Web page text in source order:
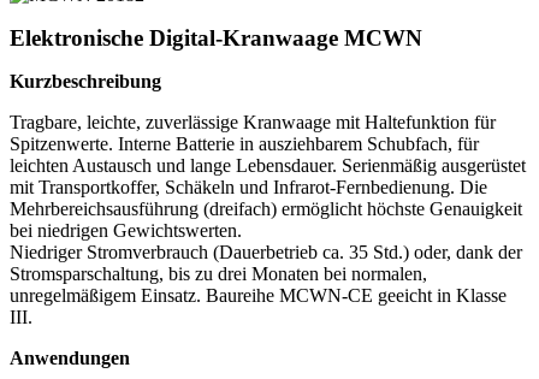
Elektronische Digital-Kranwaage MCWN
Kurzbeschreibung
Tragbare, leichte, zuverlässige Kranwaage mit Haltefunktion für
Spitzenwerte. Interne Batterie in ausziehbarem Schubfach, für
leichten Austausch und lange Lebensdauer. Serienmäßig ausgerüstet
mit Transportkoffer, Schäkeln und Infrarot-Fernbedienung. Die
Mehrbereichsausführung (dreifach) ermöglicht höchste Genauigkeit
bei niedrigen Gewichtswerten.
Niedriger Stromverbrauch (Dauerbetrieb ca. 35 Std.) oder, dank der
Stromsparschaltung, bis zu drei Monaten bei normalen,
unregelmäßigem Einsatz. Baureihe MCWN-CE geeicht in Klasse
III.
Anwendungen